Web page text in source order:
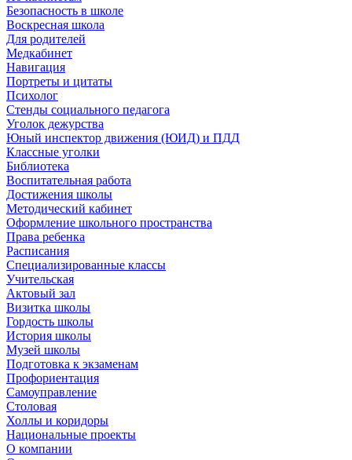
Безопасность в школе
Воскресная школа
Для родителей
Медкабинет
Навигация
Портреты и цитаты
Психолог
Стенды социального педагога
Уголок дежурства
Юный инспектор движения (ЮИД) и ПДД
Классные уголки
Библиотека
Воспитательная работа
Достижения школы
Методический кабинет
Оформление школьного пространства
Права ребенка
Расписания
Специализированные классы
Учительская
Актовый зал
Визитка школы
Гордость школы
История школы
Музей школы
Подготовка к экзаменам
Профориентация
Самоуправление
Столовая
Холлы и коридоры
Национальные проекты
О компании